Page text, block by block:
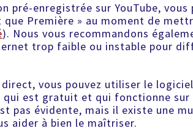
pré-enregistrée sur YouTube, vous
Première » au moment de
). Nous vous recommandons
trop faible ou instable pour
vous pouvez utiliser le
qui est gratuit et qui fonctionne sur
pas évidente, mais il existe une
aider à bien le maîtriser.